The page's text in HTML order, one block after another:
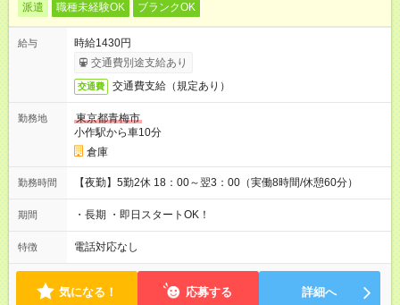
派遣 職種未経験OK ブランクOK
給与
時給1430円
交通費別途支給あり
交通費 交通費支給（規定あり）
勤務地
東京都青梅市
小作駅から車10分
倉庫
勤務時間 【夜勤】5勤2休 18：00～翌3：00（実働8時間/休憩60分）
期間 ・長期 ・即日スタートOK！
特徴 電話対応なし
気になる！ 応募する 詳細へ